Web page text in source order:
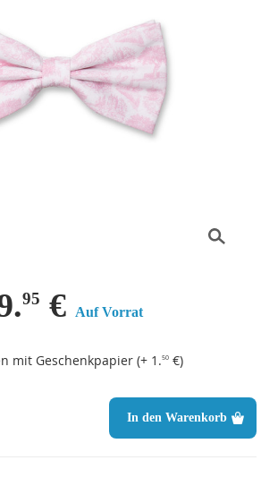
95 € Auf Vorrat
mit Geschenkpapier (+ 1.50 €)
In den Warenkorb